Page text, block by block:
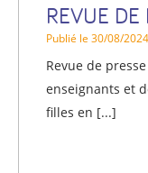
REVUE DE
Publié le 30/08/2024
Revue de
enseignants et
filles en [...]